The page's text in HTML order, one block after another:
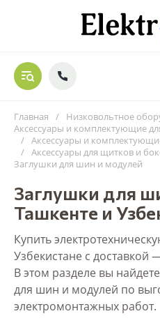
Главная / Низковольтное
Аксессуары и комплектующие
/ Аксессуары и
/ Аксессуары для щитков и
Заглушки для шин и модулей
Заглушки для
Ташкенте и
Купить
Узбекистане с доставкой
В этом разделе вы
для шин и модулей по
электромонтажных работ.